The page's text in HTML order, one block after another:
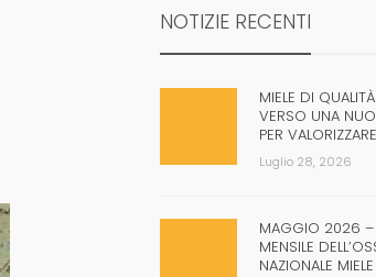
NOTIZIE RECENTI
MIELE DI
VERSO UNA
PER
Luglio 28, 2026
MAGGIO 2026 –
MENSILE
NAZIONALE MIELE